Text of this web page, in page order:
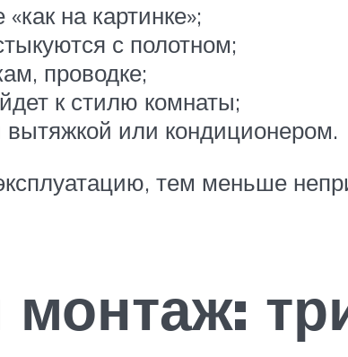
на картинке»;
с полотном;
проводке;
к стилю комнаты;
или кондиционером.
тем меньше
монтаж: